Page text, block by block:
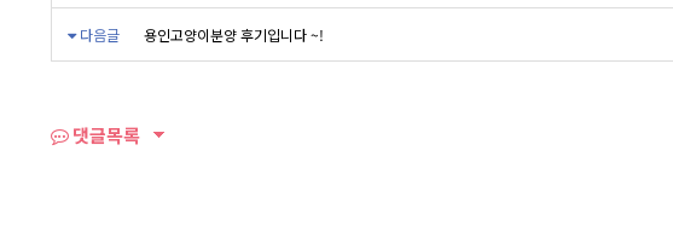
다음글 용인고양이분양 후기입니다 ~!
댓글목록